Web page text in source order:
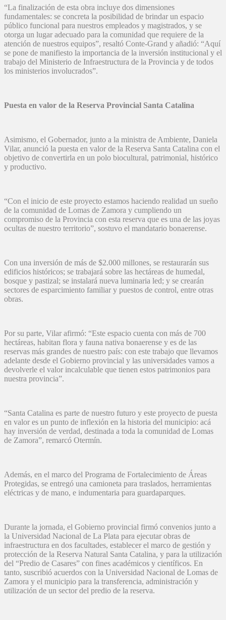
“La finalización de esta obra incluye dos dimensiones
fundamentales: se concreta la posibilidad de brindar un espacio
público funcional para nuestros empleados y magistrados, y se
otorga un lugar adecuado para la comunidad que requiere de la
atención de nuestros equipos”, resaltó Conte-Grand y añadió: “Aquí
se pone de manifiesto la importancia de la inversión institucional y el
trabajo del Ministerio de Infraestructura de la Provincia y de todos
los ministerios involucrados”.
Puesta en valor de la Reserva Provincial Santa Catalina
Asimismo, el Gobernador, junto a la ministra de Ambiente, Daniela
Vilar, anunció la puesta en valor de la Reserva Santa Catalina con el
objetivo de convertirla en un polo biocultural, patrimonial, histórico
y productivo.
“Con el inicio de este proyecto estamos haciendo realidad un sueño
de la comunidad de Lomas de Zamora y cumpliendo un
compromiso de la Provincia con esta reserva que es una de las joyas
ocultas de nuestro territorio”, sostuvo el mandatario bonaerense.
Con una inversión de más de $2.000 millones, se restaurarán sus
edificios históricos; se trabajará sobre las hectáreas de humedal,
bosque y pastizal; se instalará nueva luminaria led; y se crearán
sectores de esparcimiento familiar y puestos de control, entre otras
obras.
Por su parte, Vilar afirmó: “Este espacio cuenta con más de 700
hectáreas, habitan flora y fauna nativa bonaerense y es de las
reservas más grandes de nuestro país: con este trabajo que llevamos
adelante desde el Gobierno provincial y las universidades vamos a
devolverle el valor incalculable que tienen estos patrimonios para
nuestra provincia”.
“Santa Catalina es parte de nuestro futuro y este proyecto de puesta
en valor es un punto de inflexión en la historia del municipio: acá
hay inversión de verdad, destinada a toda la comunidad de Lomas
de Zamora”, remarcó Otermín.
Además, en el marco del Programa de Fortalecimiento de Áreas
Protegidas, se entregó una camioneta para traslados, herramientas
eléctricas y de mano, e indumentaria para guardaparques.
Durante la jornada, el Gobierno provincial firmó convenios junto a
la Universidad Nacional de La Plata para ejecutar obras de
infraestructura en dos facultades, establecer el marco de gestión y
protección de la Reserva Natural Santa Catalina, y para la utilización
del “Predio de Casares” con fines académicos y científicos. En
tanto, suscribió acuerdos con la Universidad Nacional de Lomas de
Zamora y el municipio para la transferencia, administración y
utilización de un sector del predio de la reserva.